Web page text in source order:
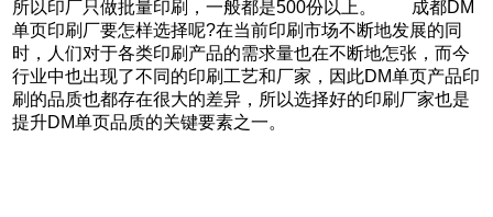
所以印厂只做批量印刷，一般都是500份以上。 成都DM
单页印刷厂要怎样选择呢?在当前印刷市场不断地发展的同
时，人们对于各类印刷产品的需求量也在不断地怎张，而今
行业中也出现了不同的印刷工艺和厂家，因此DM单页产品印
刷的品质也都存在很大的差异，所以选择好的印刷厂家也是
提升DM单页品质的关键要素之一。